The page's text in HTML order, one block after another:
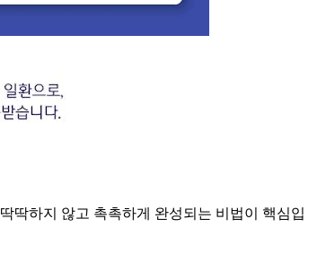
딱딱하지 않고 촉촉하게 완성되는 비법이 핵심입